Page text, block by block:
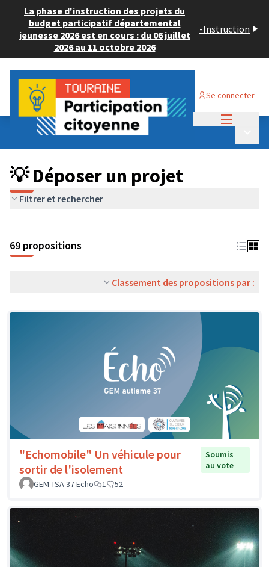
La phase d'instruction des projets du
budget participatif départemental
jeunesse 2026 est en cours : du 06 juillet
2026 au 11 octobre 2026
-Instruction
Se connecter
Budget Participatif ADULTE 2024
💡 Déposer un projet
💡 Déposer un projet
Filtrer et rechercher
69 propositions
Classement des propositions par :
"Echomobile" Un véhicule pour
sortir de l'isolement
Soumis
au vote
GEM TSA 37 Echo
1 52